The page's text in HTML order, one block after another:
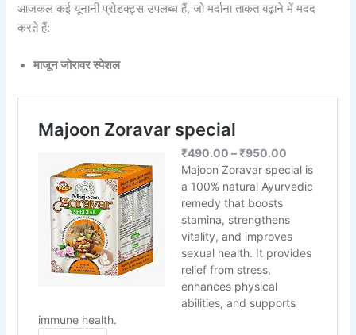
आजकल कई यूनानी प्रोडक्ट्स उपलब्ध हैं, जो मर्दाना ताकत बढ़ाने में मदद
करते हैं:
माजून जोरावर स्पेशल